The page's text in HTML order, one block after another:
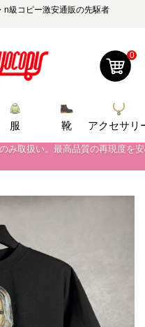
n級コピー激安通販の先駆者
0
服 靴 アクセサリ
み取扱い。最高品質の再現度を
注文でお得な割引をご利用いただ
ピー バッグ最新モデルが登場。